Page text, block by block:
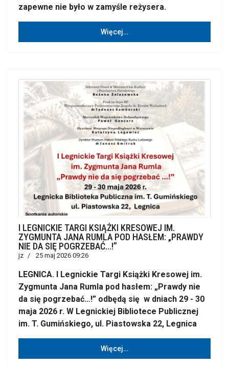
zapewne nie było w zamyśle reżysera.
Więcej…
I LEGNICKIE TARGI KSIĄŻKI KRESOWEJ IM.
ZYGMUNTA JANA RUMLA POD HASŁEM: „PRAWDY
NIE DA SIĘ POGRZEBAĆ…!”
jz 25 maj 2026 09:26
LEGNICA. I Legnickie Targi Książki Kresowej im.
Zygmunta Jana Rumla pod hasłem: „Prawdy nie
da się pogrzebać…!” odbędą się w dniach 29 - 30
maja 2026 r. W Legnickiej Bibliotece Publicznej
im. T. Gumińskiego, ul. Piastowska 22, Legnica
Więcej…